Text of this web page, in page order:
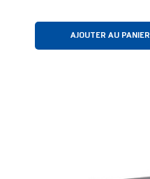
AJOUTER AU PANIER